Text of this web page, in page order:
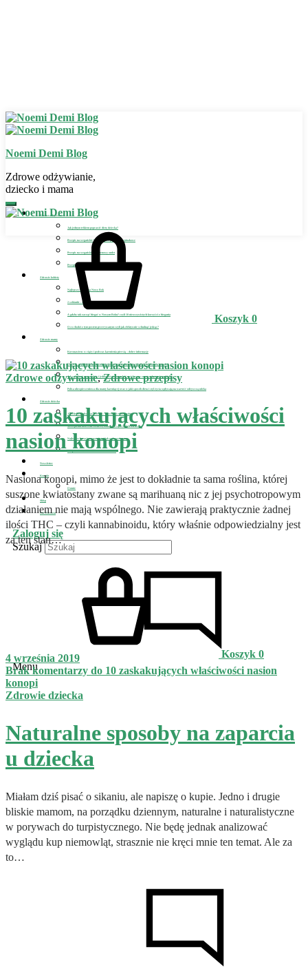
Noemi Demi Blog
Zdrowe odżywianie,
dziecko i mama
Zdrowe odżywianie
Jak jednym trikiem poprawić dietę dziecka?
Przepis na wegańskie bezglutenowe placuszki szpinakowe
Przepis na wegański bezglutenowy omlet
Przepis na wegańskie lody dla dziecka
Zdrowie kobiety
Najlepszy detoks na Nowy Rok
2 szklanki – sposób na detoks i odchudzanie
A gdyby tak zacząć biegać w Nowym Roku? czyli 10 nieoczywistych korzyści z biegania
O co chodzi z tym postem przerywanym czyli jak efektywnie schudnąć jedząc?
Zdrowie mamy
Koronawirus w ciąży i podczas karmienia piersią – dobre informacje
D-MER, czyli kiedy karmienie piersią przyprawia o depresję i jak sobie z nią poradzić
Jak schudnąć po porodzie i jednocześnie uzupełnić zwiększone zapotrzebowanie na białko
Polisa ubezpieczeniowa dla mamy karmiącej oraz w jaki sposób dieta i styl życia wpływają na wartość odżywczą mleka
Zdrowie dziecka
Jak zdrowo odżywiać dziecko – fizycznie i emocjonalnie
Szczepienia dzieci na covid-19, zobacz co sądzi o nich wirusolog
Najlepsze kuracje na pasożyty i jak wyleczyć astmę
Jak pomóc nastolatkowi z uzależnieniami?
Newsletter
Kontakt
O mnie
Sklep
Pole Zdrowia
Zaloguj się
Szukaj
Koszyk 0
Menu
Koszyk 0
Zdrowe odżywianie,Zdrowe przepisy
10 zaskakujących właściwości
nasion konopi
Nasiona konopi, mimo że jest to dokładnie ta sama roślina, której
suszone kwiatostany zwane są marihuaną nic z jej psychotropowym
działaniem nie mają wspólnego. Nie zawierają praktycznie żadnej
ilości THC – czyli kannabinoidu, który właśnie odpowiedzialny jest
za ten stan…
4 września 2019
Brak komentarzy do 10 zaskakujących właściwości nasion
konopi
Zdrowie dziecka
Naturalne sposoby na zaparcia
u dziecka
Miałam dziś pisać o sikaniu, ale napiszę o kupie. Jedno i drugie
bliskie mamom, na porządku dziennym, naturalne i naturalistyczne
w porywach do turpistycznego. Nie będę jednak analizować
wyglądu kup niemowląt, strasznie nie kręci mnie ten temat. Ale za
to…